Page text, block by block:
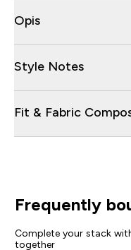
Opis
Style Notes
Fit & Fabric
Frequently
Complete your stack
together